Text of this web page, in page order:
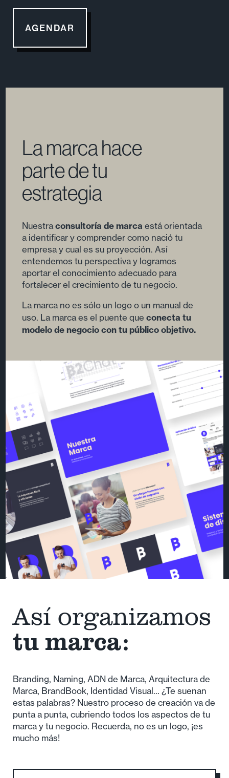
Para mayor agilidad, agenda una reunión virtual
La marca hace
parte de tu
estrategia
Nuestraconsultoría de marcaestá orientada
a identificar y comprender como nació tu
empresa y cual es su proyección. Así
aportar el conocimiento adecuado para
fortalecer el crecimiento de tu negocio.
modelo de negocio con tu público objetivo.
Así organizamos
tu marca:
Branding, Naming, ADN de Marca, Arquitectura de
Marca, BrandBook, Identidad Visual... ¿Te suenan
estas palabras? Nuestro proceso de creación va de
mucho más!